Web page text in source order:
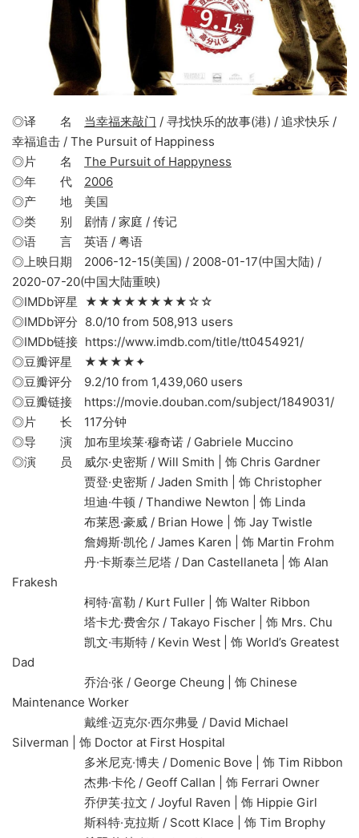
◎译 名 当幸福来敲门 / 寻找快乐的故事(港) / 追求快乐 /
幸福追击 / The Pursuit of Happiness
◎片 名 The Pursuit of Happyness
◎年 代 2006
◎产 地 美国
◎类 别 剧情 / 家庭 / 传记
◎语 言 英语 / 粤语
◎上映日期 2006-12-15(美国) / 2008-01-17(中国大陆) /
2020-07-20(中国大陆重映)
◎IMDb评星 ★★★★★★★★☆☆
◎IMDb评分 8.0/10 from 508,913 users
◎IMDb链接 https://www.imdb.com/title/tt0454921/
◎豆瓣评星 ★★★★✦
◎豆瓣评分 9.2/10 from 1,439,060 users
◎豆瓣链接 https://movie.douban.com/subject/1849031/
◎片 长 117分钟
◎导 演 加布里埃莱·穆奇诺 / Gabriele Muccino
◎演 员 威尔·史密斯 / Will Smith | 饰 Chris Gardner
贾登·史密斯 / Jaden Smith | 饰 Christopher
坦迪·牛顿 / Thandiwe Newton | 饰 Linda
布莱恩·豪威 / Brian Howe | 饰 Jay Twistle
詹姆斯·凯伦 / James Karen | 饰 Martin Frohm
丹·卡斯泰兰尼塔 / Dan Castellaneta | 饰 Alan
Frakesh
柯特·富勒 / Kurt Fuller | 饰 Walter Ribbon
塔卡尤·费舍尔 / Takayo Fischer | 饰 Mrs. Chu
凯文·韦斯特 / Kevin West | 饰 World’s Greatest
Dad
乔治·张 / George Cheung | 饰 Chinese
Maintenance Worker
戴维·迈克尔·西尔弗曼 / David Michael
Silverman | 饰 Doctor at First Hospital
多米尼克·博夫 / Domenic Bove | 饰 Tim Ribbon
杰弗·卡伦 / Geoff Callan | 饰 Ferrari Owner
乔伊芙·拉文 / Joyful Raven | 饰 Hippie Girl
斯科特·克拉斯 / Scott Klace | 饰 Tim Brophy